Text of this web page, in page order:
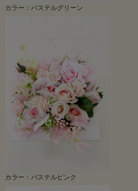
カラー：パステルグリーン
カラー：パステルピンク